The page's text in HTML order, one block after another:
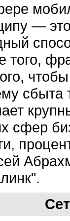
—
того,
сбыта
сфер